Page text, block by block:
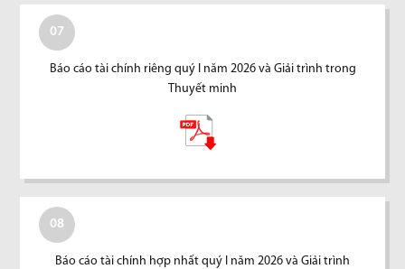
07
Báo cáo tài chính riêng quý I năm 2026 và Giải trình trong
Thuyết minh
08
Báo cáo tài chính hợp nhất quý I năm 2026 và Giải trình